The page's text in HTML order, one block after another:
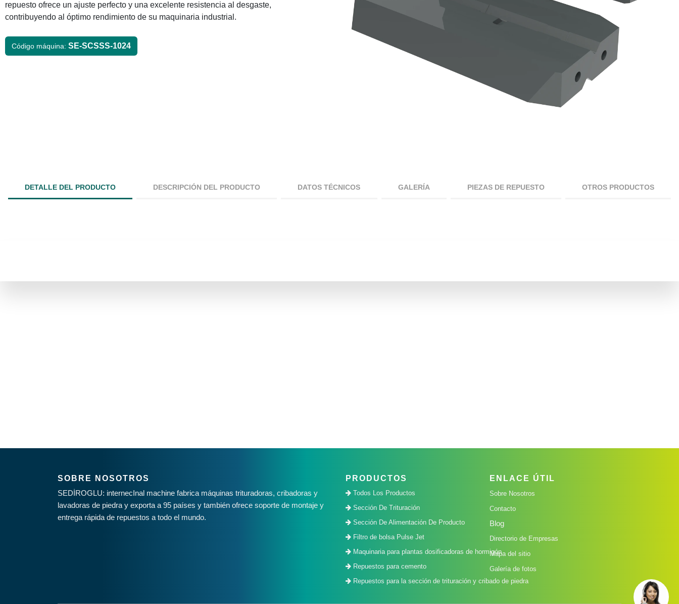
repuesto ofrece un ajuste perfecto y una excelente resistencia al desgaste,
contribuyendo al óptimo rendimiento de su maquinaria industrial.
Código máquina: SE-SCSSS-1024
DETALLE DEL PRODUCTO DESCRIPCIÓN DEL PRODUCTO DATOS TÉCNICOS GALERÍA PIEZAS DE REPUESTO OTROS PRODUCTOS
SOBRE NOSOTROS
SEDİROGLU: internecInal machine fabrica máquinas trituradoras, cribadoras y
lavadoras de piedra y exporta a 95 países y también ofrece soporte de montaje y
entrega rápida de repuestos a todo el mundo.
PRODUCTOS
Todos Los Productos
Sección De Trituración
Sección De Alimentación De Producto
Filtro de bolsa Pulse Jet
Maquinaria para plantas dosificadoras de hormigón
Repuestos para cemento
Repuestos para la sección de trituración y cribado de piedra
ENLACE ÚTIL
Sobre Nosotros
Contacto
Blog
Directorio de Empresas
Mapa del sitio
Galería de fotos